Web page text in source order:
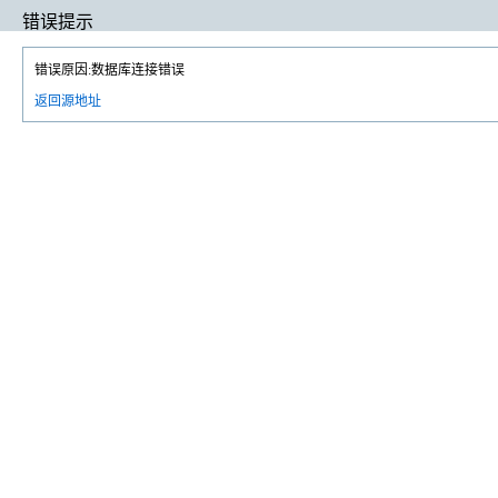
错误提示
错误原因:数据库连接错误
返回源地址